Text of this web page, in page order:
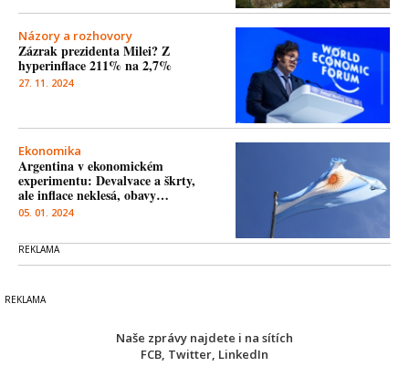
Názory a rozhovory
Zázrak prezidenta Milei? Z
hyperinflace 211% na 2,7%
27. 11. 2024
Ekonomika
Argentina v ekonomickém
experimentu: Devalvace a škrty,
ale inflace neklesá, obavy…
05. 01. 2024
Naše zprávy najdete i na sítích
FCB, Twitter, LinkedIn